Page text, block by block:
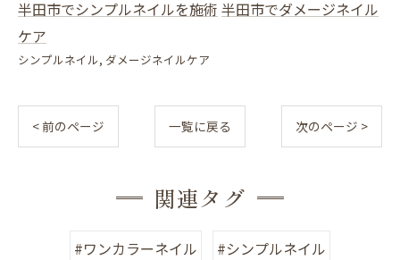
半田市でシンプルネイルを施術 半田市でダメージネイル
ケア
シンプルネイル ダメージネイルケア
< 前のページ 一覧に戻る 次のページ >
関連タグ
#ワンカラーネイル #シンプルネイル